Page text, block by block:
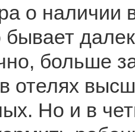
о наличии
больше
отелях
Но и в